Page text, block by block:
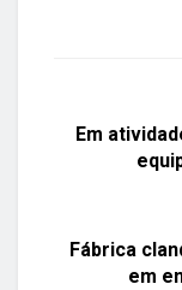
Em
Fábrica
em